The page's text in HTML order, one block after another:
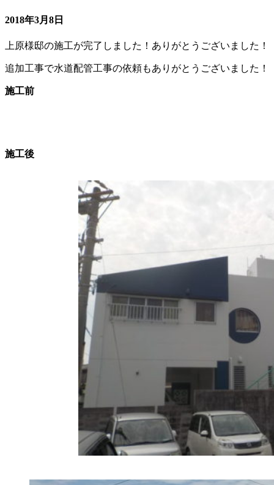
2018年3月8日
上原様邸の施工が完了しました！ありがとうございました！
追加工事で水道配管工事の依頼もありがとうございました！
施工前
施工後